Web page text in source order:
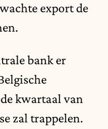
export de
bank er
kwartaal van
zal trappelen.